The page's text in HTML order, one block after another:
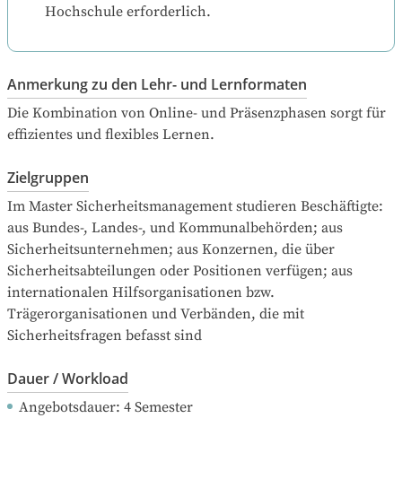
Hochschule erforderlich.
Anmerkung zu den Lehr- und Lernformaten
Die Kombination von Online- und Präsenzphasen sorgt für
effizientes und flexibles Lernen.
Zielgruppen
Im Master Sicherheitsmanagement studieren Beschäftigte:
aus Bundes-, Landes-, und Kommunalbehörden; aus
Sicherheitsunternehmen; aus Konzernen, die über
Sicherheitsabteilungen oder Positionen verfügen; aus
internationalen Hilfsorganisationen bzw.
Trägerorganisationen und Verbänden, die mit
Sicherheitsfragen befasst sind
Dauer / Workload
Angebotsdauer: 4 Semester